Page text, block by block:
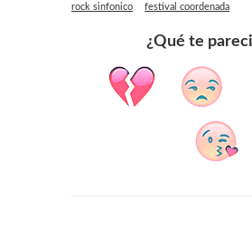
rock sinfonico
festival coordenada
¿Qué te